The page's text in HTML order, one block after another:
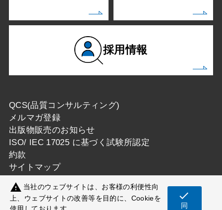
採用情報
QCS(品質コンサルティング)
メルマガ登録
出版物販売のお知らせ
ISO/ IEC 17025 に基づく試験所認定
約款
サイトマップ
warning 当社のウェブサイトは、お客様の利便性向
上、ウェブサイトの改善等を目的に、Cookieを
check
同